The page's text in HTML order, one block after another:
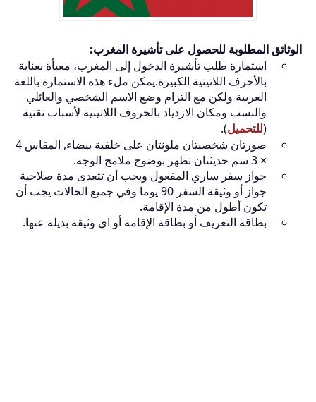
الوثائق المطلوبة للحصول على تأشيرة المغرب:
استمارة طلب تأشيرة الدخول إلى المغرب، معبأة بعناية
بالأحرف اللاتينية الكبيرة.يمكن ملء هذه الاستمارة باللغة
العربية ولكن مع التزام وضع الاسم الشخصي والعائلي
والنسب ومكان الازدياد بالحروف اللاتينية لأسباب تقنية
(للتحميل).
صورتان شخصيتان ملونتان على خلفية بيضاء, المقاس 4
× 3 سم حديثتان تظهر بوضوح ملامح الوجه.
جواز سفر ساري المفعول ويجب أن تتعدى مدة صلاحية
جواز أو وثيقة السفر 90 يوما وفي جميع الحالات يجب أن
تكون أطول من مدة الإقامة.
بطاقة التعريف أو بطاقة الإقامة أو اي وثيقة بديلة عنها.